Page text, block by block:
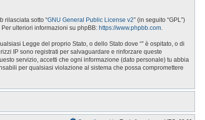
rilasciata sotto “GNU General Public License v2” (in seguito “GPL”)
ulteriori informazioni su phpBB: https://www.phpbb.com
Legge del proprio Stato, o dello Stato dove “” è ospitato, o di
IP sono registrati per salvaguardare e rinforzare queste
servizio, accetti che ogni informazione (dato personale) tu abbia
per qualsiasi violazione al sistema che possa compromettere